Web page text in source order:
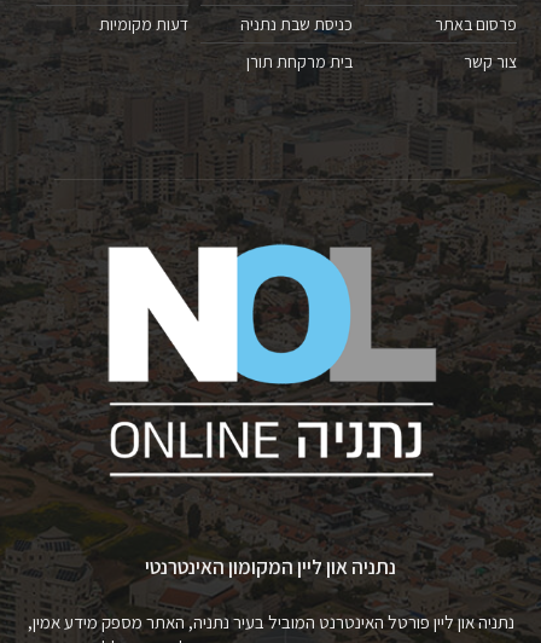
פרסום באתר
צור קשר
כניסת שבת נתניה
בית מרקחת תורן
דעות מקומיות
נתניה און ליין המקומון האינטרנטי
נתניה און ליין פורטל האינטרנט המוביל בעיר נתניה, האתר מספק מידע אמין,